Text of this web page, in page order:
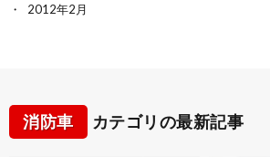
2012年2月
消防車 カテゴリの最新記事